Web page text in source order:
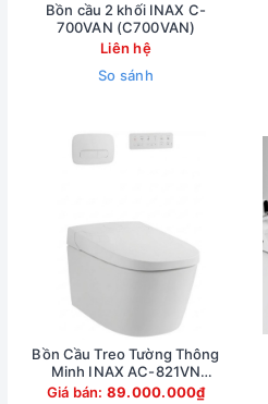
Bồn cầu 2 khối INAX C-
700VAN (C700VAN)
Liên hệ
So sánh
Bồn Cầu Treo Tường Thông
Minh INAX AC-821VN
(AC821VN)
Giá bán: 89.000.000₫